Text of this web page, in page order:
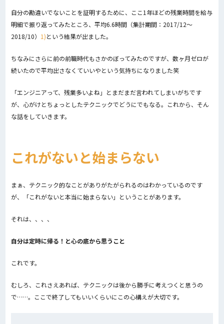
自分の勘違いでないことを証明するために、ここ1年ほどの残業時間を給与
明細で振り返ってみたところ、平均6.6時間（集計期間：2017/12～
2018/10） 1)という結果が出ました。
ちなみにさらに前の前職時代もさかのぼってみたのですが、数ヶ月ゼロが
続いたので平均出さなくていいやという気持ちになりました笑
「エンジニアって、残業多いよね」とまだまだ言われてしまいがちです
が、心がけとちょっとしたテクニックでどうにでもなる。これから、そん
な話をしていきます。
これがないと始まらない
まぁ、テクニック的なことがありがたがられるのはわかっているのです
が、「これがないと本当に始まらない」ということがあります。
それは、、、、
自分は定時に帰る！と心の底から思うこと
これです。
むしろ、これさえあれば、テクニックは後から勝手に考えつくと思うの
で……。ここで終了してもいいくらいにこの心構えが大切です。